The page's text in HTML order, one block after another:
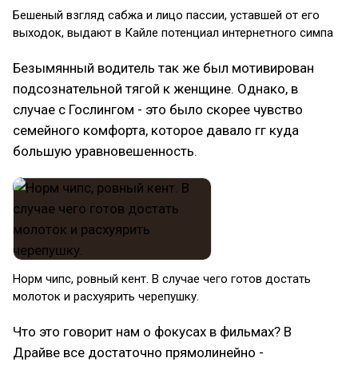
Бешеный взгляд сабжа и лицо пассии, уставшей от его
выходок, выдают в Кайле потенциал интернетного симпа
Безымянный водитель так же был мотивирован
подсознательной тягой к женщине. Однако, в
случае с Гослингом - это было скорее чувство
семейного комфорта, которое давало гг куда
большую уравновешенность.
Норм чипс, ровный кент. В случае чего готов достать
молоток и расхуярить черепушку.
Что это говорит нам о фокусах в фильмах? В
Драйве все достаточно прямолинейно -